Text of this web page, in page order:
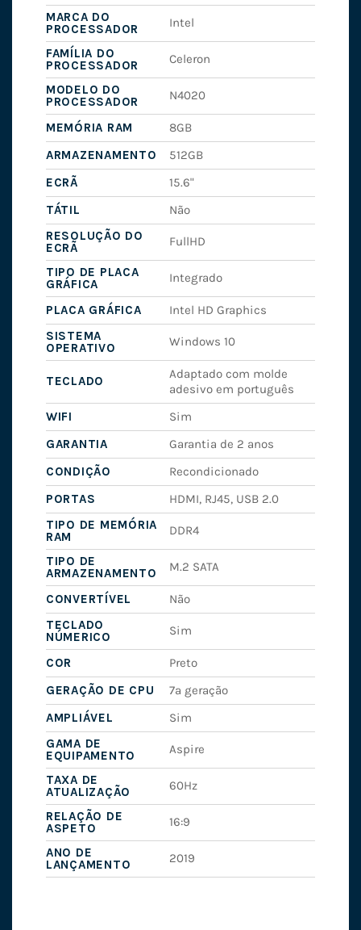
MARCA DO
PROCESSADOR
Intel
FAMÍLIA DO
PROCESSADOR
Celeron
MODELO DO
PROCESSADOR
N4020
MEMÓRIA RAM
8GB
ARMAZENAMENTO
512GB
ECRÃ
15.6"
TÁTIL
Não
RESOLUÇÃO DO
ECRÃ
FullHD
TIPO DE PLACA
GRÁFICA
Integrado
PLACA GRÁFICA
Intel HD Graphics
SISTEMA
OPERATIVO
Windows 10
TECLADO
Adaptado com molde
adesivo em português
WIFI
Sim
GARANTIA
Garantia de 2 anos
CONDIÇÃO
Recondicionado
PORTAS
HDMI, RJ45, USB 2.0
TIPO DE MEMÓRIA
RAM
DDR4
TIPO DE
ARMAZENAMENTO
M.2 SATA
CONVERTÍVEL
Não
TECLADO
NÚMERICO
Sim
COR
Preto
GERAÇÃO DE CPU
7ª geração
AMPLIÁVEL
Sim
GAMA DE
EQUIPAMENTO
Aspire
TAXA DE
ATUALIZAÇÃO
60Hz
RELAÇÃO DE
ASPETO
16:9
ANO DE
LANÇAMENTO
2019